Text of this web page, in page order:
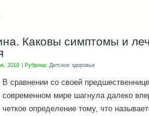
Каковы симптомы и
2019 Рубрика: Детское здоровье
В сравнении со своей
современном мире шагнула далеко
четкое определение тому, что